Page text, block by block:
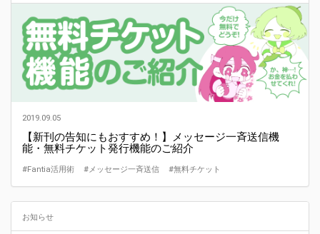
2019.09.05
【新刊の告知にもおすすめ！】メッセージ一斉送信機
能・無料チケット発行機能のご紹介
#Fantia活用術 #メッセージ一斉送信 #無料チケット
お知らせ